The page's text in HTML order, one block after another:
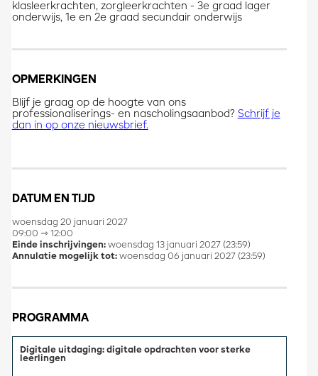
klasleerkrachten, zorgleerkrachten - 3e graad lager
onderwijs, 1e en 2e graad secundair onderwijs
OPMERKINGEN
Blijf je graag op de hoogte van ons
professionaliserings- en nascholingsaanbod? Schrijf je
dan in op onze nieuwsbrief.
DATUM EN TIJD
woensdag 20 januari 2027
09:00 ⇾ 12:00
Einde inschrijvingen: woensdag 13 januari 2027 (23:59)
Annulatie mogelijk tot: woensdag 06 januari 2027 (23:59)
PROGRAMMA
Digitale uitdaging: digitale opdrachten voor sterke
leerlingen